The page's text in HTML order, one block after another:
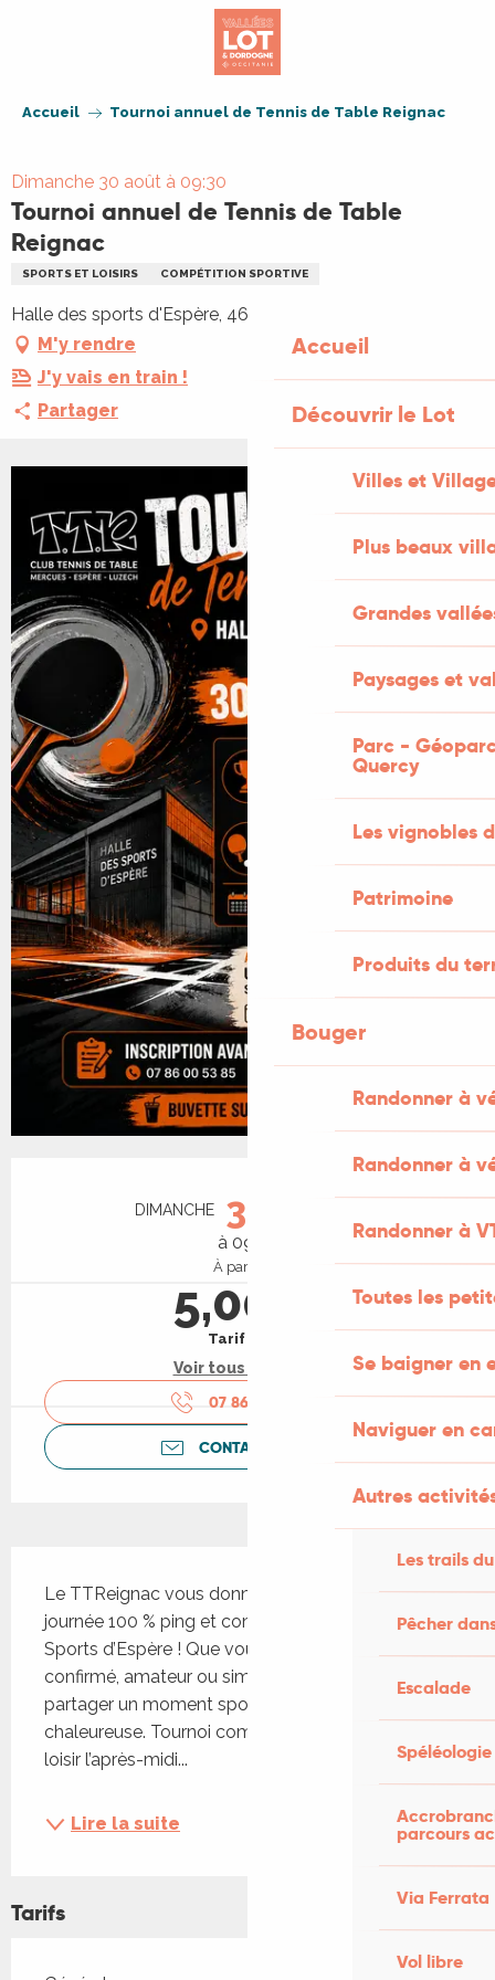
Accueil
Découvrir le Lot
Villes et
Plus beaux
Grandes
Paysages et
Parc -
Quercy
Les vignobles
Patrimoine
Produits du
Bouger
Randonner à
Randonner à
Randonner à
Toutes les
Se baigner en
Naviguer en
Autres
Les trails
Pêcher
Escalade
Spéléologie
parcours
Via Ferrata
Vol libre
Accueil Tournoi annuel de Tennis de Table Reignac
Dimanche 30 août à 09:30
Tournoi annuel de Tennis de Table
Reignac
SPORTS ET LOISIRS COMPÉTITION SPORTIVE
Halle des sports d'Espère, 46090 Espère
M'y rendre
J'y vais en train !
Partager
Ouverture et coordonnées
DIMANCHE 30
à 09:30
À partir de
5,00 €
Tarif plein
Voir tous les tarifs
07 86 00 53
CONTACTEZ-NOUS
Le TTReignac vous donne rendez-vous pour une
journée 100 % ping et convivialité à la Halle des
Sports d’Espère ! Que vous soyez joueur
confirmé, amateur ou simple passionné, venez
partager un moment sportif dans une ambiance
chaleureuse. Tournoi compétition le matin, tournoi
loisir l’après-midi...
Lire la suite
Tarifs